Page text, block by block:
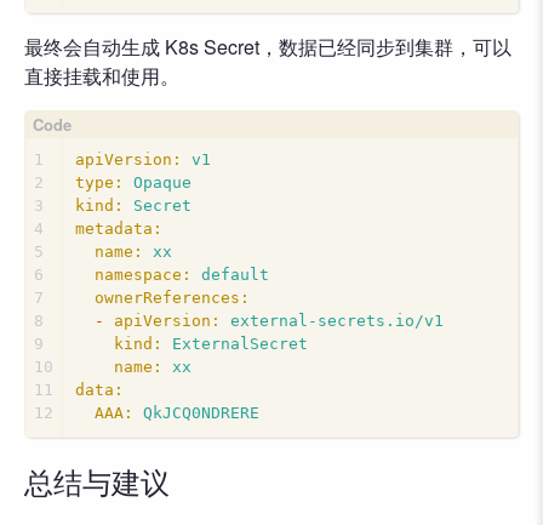
最终会自动生成 K8s Secret，数据已经同步到集群，可以
直接挂载和使用。
1
2
3
4
5
6
7
8
9
10
11
12
apiVersion:
v1
type:
Opaque
kind:
Secret
metadata:
name:
xx
namespace:
default
ownerReferences:
-
apiVersion:
external-secrets.io/v1
kind:
ExternalSecret
name:
xx
data:
AAA:
QkJCQ0NDRERE
总结与建议